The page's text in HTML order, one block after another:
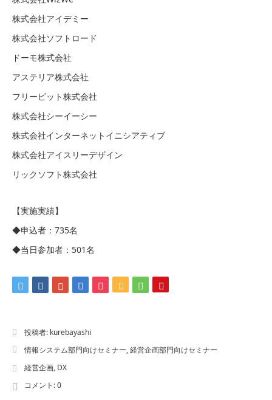
株式会社アイデミー
株式会社ソフトロード
ドーモ株式会社
アステリア株式会社
フリービット株式会社
株式会社シーイーシー
株式会社インターネットイニシアティブ
株式会社アイスリーデザイン
リックソフト株式会社
【実施実績】
◆申込者：735名
◆当日参加者：501名
投稿者: kurebayashi
情報システム部門向けセミナー,経営企画部門向けセミナー
経営企画, DX
コメント:0